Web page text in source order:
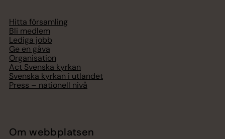
Hitta församling
Bli medlem
Lediga jobb
Ge en gåva
Organisation
Act Svenska kyrkan
Svenska kyrkan i utlandet
Press – nationell nivå
Om webbplatsen